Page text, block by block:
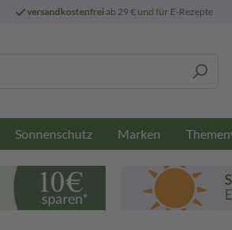
versandkostenfreiab 29 € und für E-Rezepte
Sonnenschutz Marken